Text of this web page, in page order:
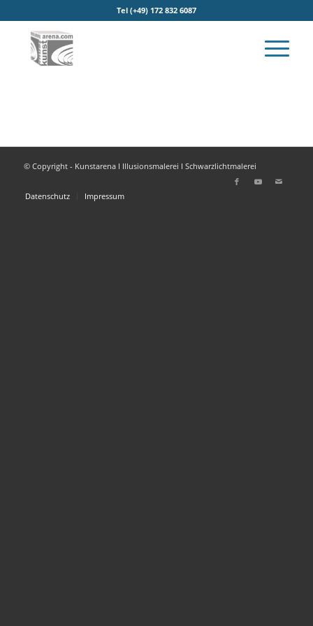
Tel (+49) 172 832 6087
© Copyright - Kunstarena I Illusionsmalerei I Schwarzlichtmalerei
Datenschutz Impressum